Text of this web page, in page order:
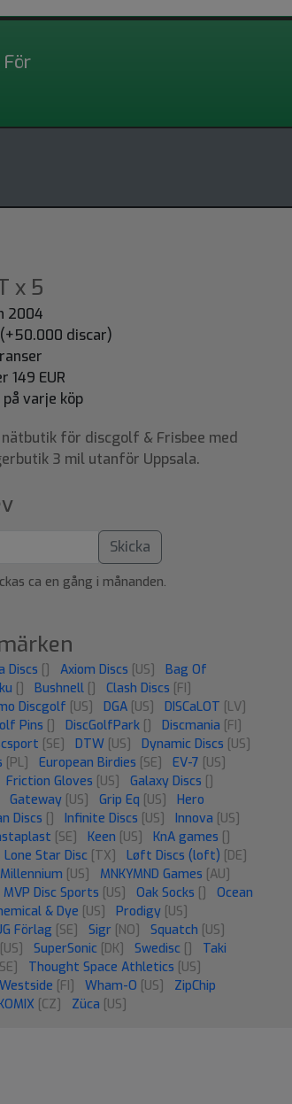
För
x 5
2004
discar)
149 EUR
på varje köp
för discgolf & Frisbee med
3 mil utanför Uppsala.
Skicka
ca en gång i månanden.
Discs Axiom Discs [US]
Bag Of
Bushnell Clash Discs [FI]
Discgolf [US] DGA [US] DISCaLOT [LV]
Pins DiscGolfPark Discmania [FI]
[SE] DTW [US] Dynamic Discs [US]
[PL] European Birdies [SE] EV-7 [US]
Friction Gloves [US] Galaxy Discs
Gateway [US] Grip Eq [US]
Hero
Discs Infinite Discs [US] Innova [US]
[SE] Keen [US] KnA games
Lone Star Disc [TX] Løft Discs (loft) [DE]
Millennium [US] MNKYMND Games [AU]
MVP Disc Sports [US] Oak Socks
Ocean
& Dye [US] Prodigy [US]
Förlag [SE] Sigr [NO] Squatch [US]
[US] SuperSonic [DK] Swedisc
Taki
[SE] Thought Space Athletics [US]
Westside [FI] Wham-O [US]
ZipChip
[CZ] Züca [US]